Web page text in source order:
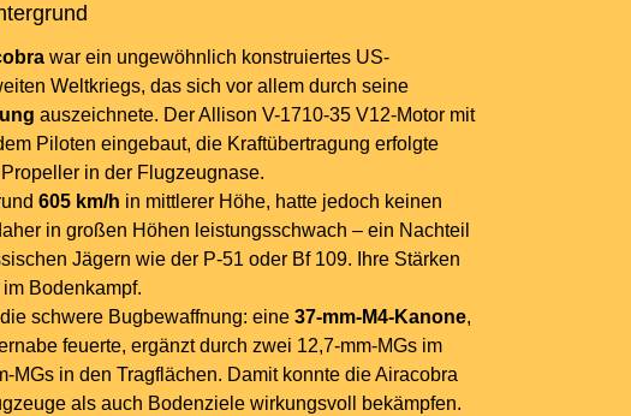
war ein ungewöhnlich konstruiertes US-
Weltkriegs, das sich vor allem durch seine
auszeichnete. Der Allison V-1710-35 V12-Motor mit
Piloten eingebaut, die Kraftübertragung erfolgte
in der Flugzeugnase.
605 km/h in mittlerer Höhe, hatte jedoch keinen
in großen Höhen leistungsschwach – ein Nachteil
Jägern wie der P-51 oder Bf 109. Ihre Stärken
Bodenkampf.
schwere Bugbewaffnung: eine 37-mm-M4-Kanone,
feuerte, ergänzt durch zwei 12,7-mm-MGs im
MGs in den Tragflächen. Damit konnte die Airacobra
als auch Bodenziele wirkungsvoll bekämpfen.